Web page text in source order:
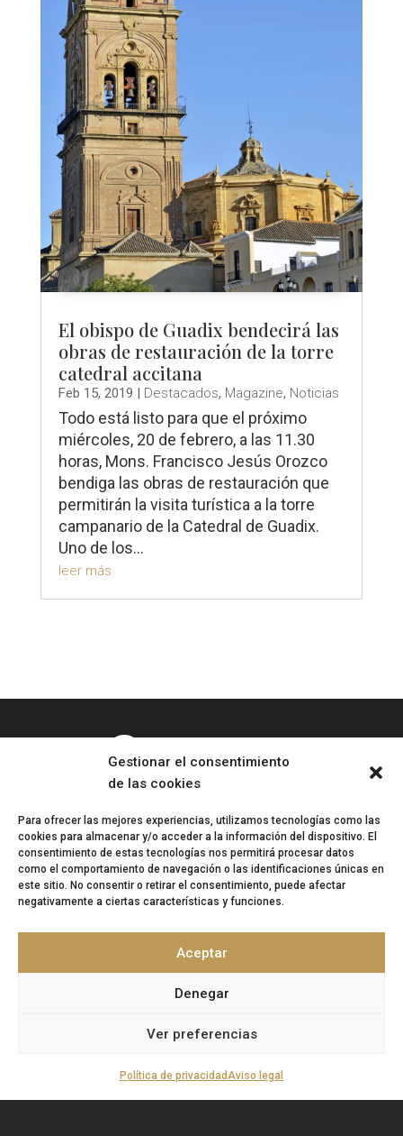
Gestionar el consentimiento
de las cookies
Para ofrecer las mejores experiencias, utilizamos tecnologías como las
cookies para almacenar y/o acceder a la información del dispositivo. El
consentimiento de estas tecnologías nos permitirá procesar datos
como el comportamiento de navegación o las identificaciones únicas en
este sitio. No consentir o retirar el consentimiento, puede afectar
negativamente a ciertas características y funciones.
Aceptar
Denegar
Ver preferencias
Política de privacidadAviso legal
El obispo de Guadix bendecirá las
obras de restauración de la torre
catedral accitana
Feb 15, 2019 Destacados, Magazine, Noticias
Todo está listo para que el próximo
miércoles, 20 de febrero, a las 11.30
horas, Mons. Francisco Jesús Orozco
bendiga las obras de restauración que
permitirán la visita turística a la torre
campanario de la Catedral de Guadix.
Uno de los...
leer más
Dirección:Parque empresarial Cortijo del Conde | C/
Pago de Cambea, 14 | Nave 7 | 18015 Granada
Teléfono:958 167 377
ARTISPLENDORE SLha sido beneficiaria del
desarrollo tecnológico y la innovación, y
gracias al que ha desarollado y renovado la